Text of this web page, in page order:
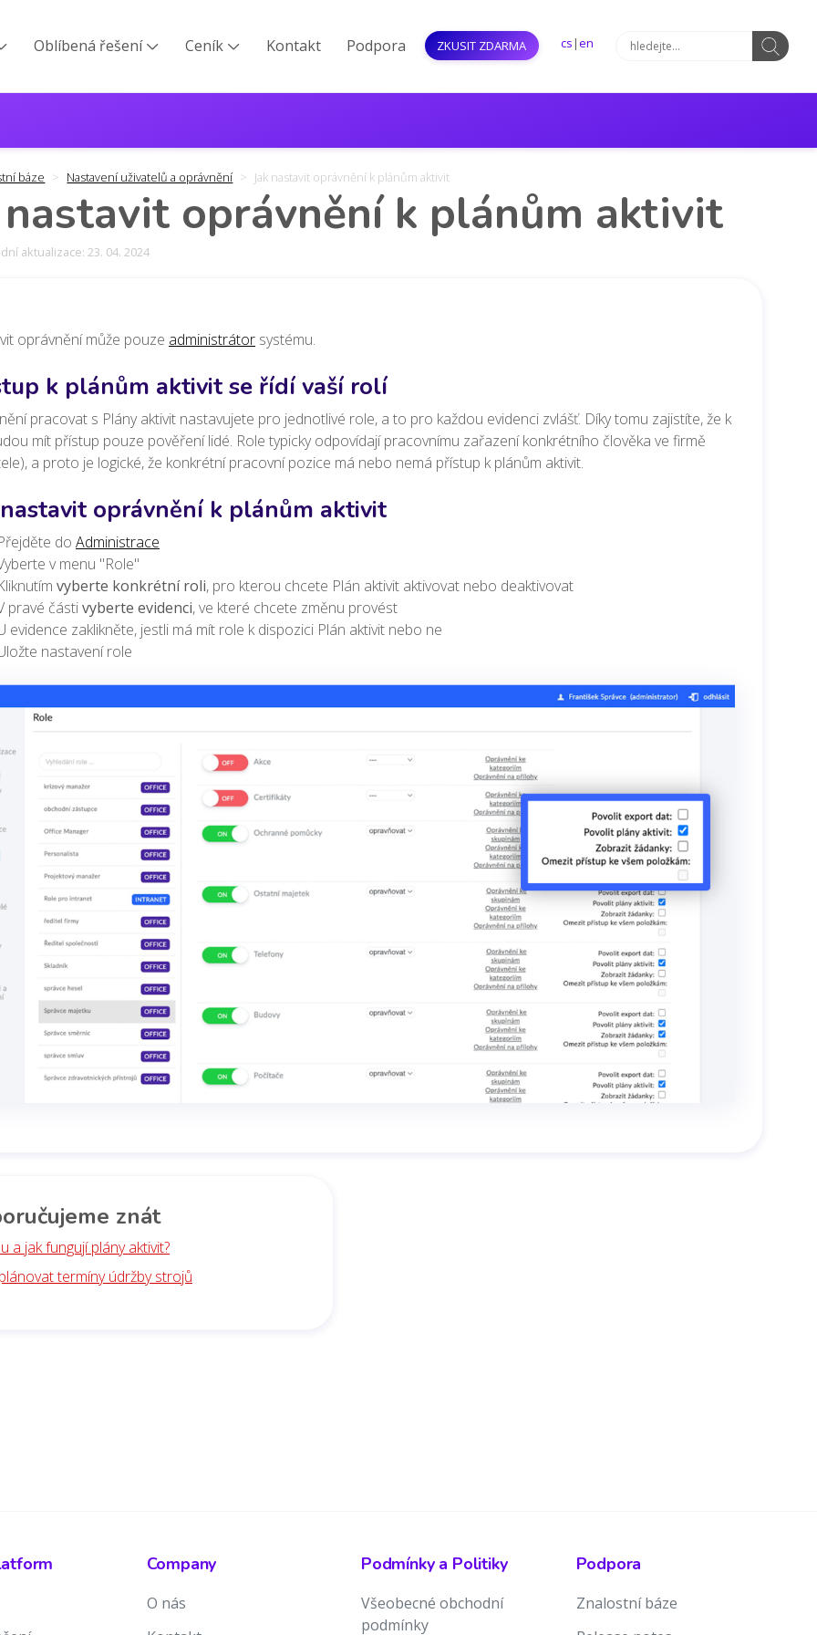
Oblíbená řešení  Ceník  Kontakt Podpora ZKUSIT ZDARMA cs |en
báze Nastavení uživatelů a oprávnění Jak nastavit oprávnění k plánům aktivit
nastavit oprávnění k plánům aktivit
aktualizace: 23. 04. 2024
oprávnění může pouze administrátor systému.
k plánům aktivit se řídí vaší rolí
pracovat s Plány aktivit nastavujete pro jednotlivé role, a to pro každou evidenci zvlášť. Díky tomu zajistíte, že k
mít přístup pouze pověření lidé. Role typicky odpovídají pracovnímu zařazení konkrétního člověka ve firmě
a proto je logické, že konkrétní pracovní pozice má nebo nemá přístup k plánům aktivit.
oprávnění k plánům aktivit
do Administrace
v menu "Role"
vyberte konkrétní roli, pro kterou chcete Plán aktivit aktivovat nebo deaktivovat
pravé částivyberte evidenci, ve které chcete změnu provést
evidence zaklikněte, jestli má mít role k dispozici Plán aktivit nebo ne
nastavení role
znát
a jak fungují plány aktivit?
termíny údržby strojů
Company
O nás
Podmínky a Politiky
Všeobecné obchodní
podmínky
Podpora
Znalostní báze